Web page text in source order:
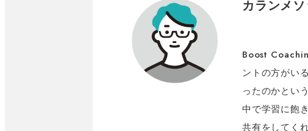
カランメ
Boost
ントの方がい
ったのかとい
中で学習に飽
共有をしてく